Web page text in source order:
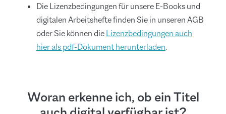
Die Lizenzbedingungen für unsere E-Books und
digitalen Arbeitshefte finden Sie in unseren AGB
oder Sie können dieLizenzbedingungen auch
hier als pdf-Dokument herunterladen.
Woran erkenne ich, ob ein Titel